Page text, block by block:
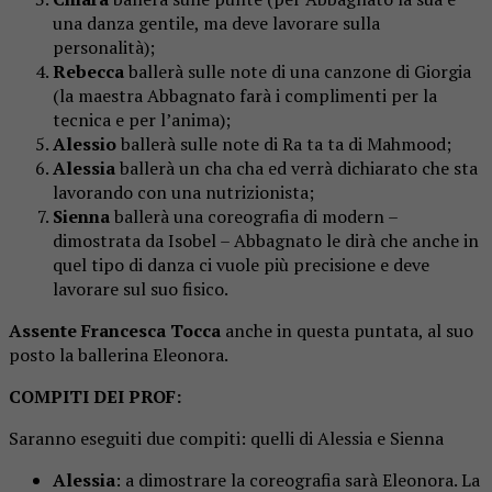
una danza gentile, ma deve lavorare sulla
personalità);
Rebeccaballerà sulle note di una canzone di Giorgia
(la maestra Abbagnato farà i complimenti per la
tecnica e per l’anima);
Alessioballerà sulle note di Ra ta ta di Mahmood;
Alessiaballerà un cha cha ed verrà dichiarato che sta
lavorando con una nutrizionista;
Siennaballerà una coreografia di modern –
dimostrata da Isobel – Abbagnato le dirà che anche in
quel tipo di danza ci vuole più precisione e deve
lavorare sul suo fisico.
Assente Francesca Tocca anche in questa puntata, al suo
posto la ballerina Eleonora.
COMPITI DEI PROF:
Saranno eseguiti due compiti: quelli di Alessia e Sienna
Alessia: a dimostrare la coreografia sarà Eleonora. La